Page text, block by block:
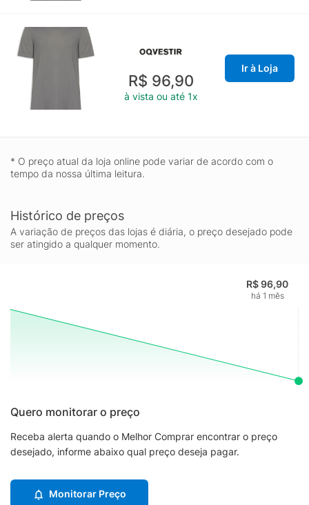
R$ 96,90
à vista ou até 1x
Ir à Loja
* O preço atual da loja online pode variar de acordo com o
tempo da nossa última leitura.
Histórico de preços
A variação de preços das lojas é diária, o preço desejado pode
ser atingido a qualquer momento.
R$ 96,90
há 1 mês
Quero monitorar o preço
Receba alerta quando o Melhor Comprar encontrar o preço
desejado, informe abaixo qual preço deseja pagar.
Monitorar Preço